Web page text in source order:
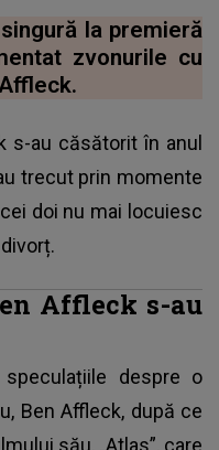
la premieră
zvonurile cu
s-au căsătorit în anul
trecut prin momente
doi nu mai locuiesc
Affleck s-au
despre o
Ben Affleck, după ce
său, „Atlas”, care